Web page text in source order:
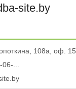
site.by
108а, оф. 15
...